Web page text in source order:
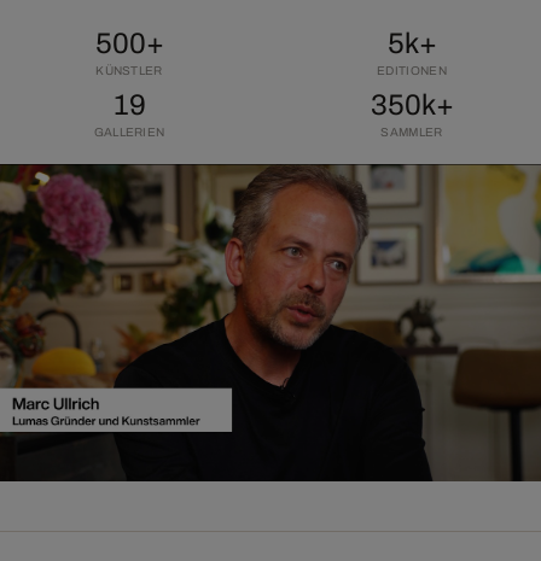
500+
KÜNSTLER
5k+
EDITIONEN
19
GALLERIEN
350k+
SAMMLER